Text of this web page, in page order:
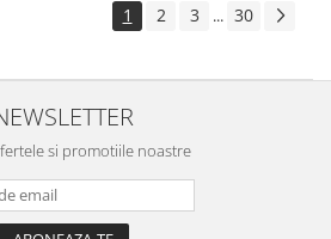
1 2 3 ... 30
si promotiile noastre